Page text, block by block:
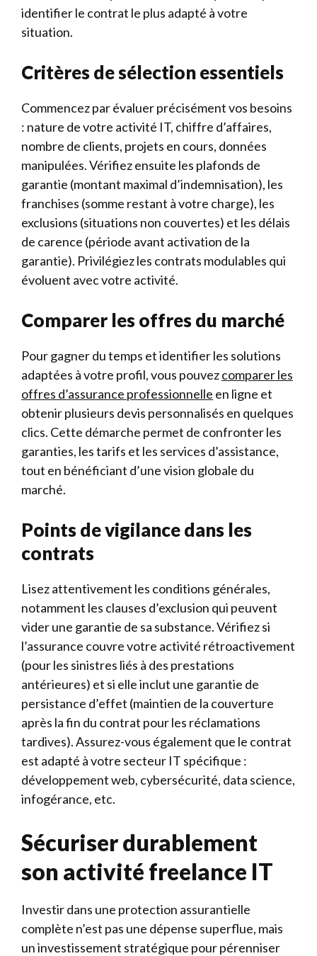
identifier le contrat le plus adapté à votre
situation.
Critères de sélection essentiels
Commencez par évaluer précisément vos besoins
: nature de votre activité IT, chiffre d’affaires,
nombre de clients, projets en cours, données
manipulées. Vérifiez ensuite les plafonds de
garantie (montant maximal d’indemnisation), les
franchises (somme restant à votre charge), les
exclusions (situations non couvertes) et les délais
de carence (période avant activation de la
garantie). Privilégiez les contrats modulables qui
évoluent avec votre activité.
Comparer les offres du marché
Pour gagner du temps et identifier les solutions
adaptées à votre profil, vous pouvezcomparer les
offres d’assurance professionnelle en ligne et
obtenir plusieurs devis personnalisés en quelques
clics. Cette démarche permet de confronter les
garanties, les tarifs et les services d’assistance,
tout en bénéficiant d’une vision globale du
marché.
Points de vigilance dans les
contrats
Lisez attentivement les conditions générales,
notamment les clauses d’exclusion qui peuvent
vider une garantie de sa substance. Vérifiez si
l’assurance couvre votre activité rétroactivement
(pour les sinistres liés à des prestations
antérieures) et si elle inclut une garantie de
persistance d’effet (maintien de la couverture
après la fin du contrat pour les réclamations
tardives). Assurez-vous également que le contrat
est adapté à votre secteur IT spécifique :
développement web, cybersécurité, data science,
infogérance, etc.
Sécuriser durablement
son activité freelance IT
Investir dans une protection assurantielle
complète n’est pas une dépense superflue, mais
un investissement stratégique pour pérenniser